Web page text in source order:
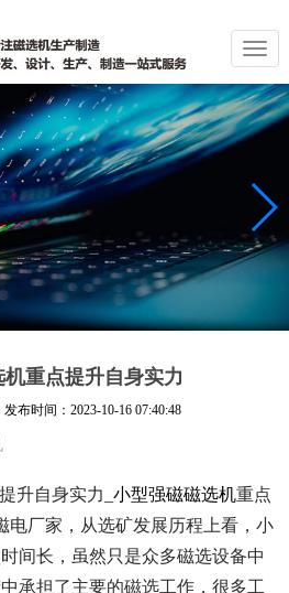
切
换
导
航
重点提升自身实力
发布时间： 2023-10-16 07:40:48
升自身实力_ 小型强磁磁选机重点
电厂家，从选矿发展历程上看，小
间长，虽然只是众多磁选设备中
承担了主要的磁选工作，很多工